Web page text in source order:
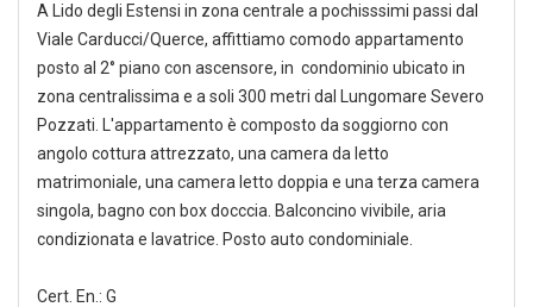
A Lido degli Estensi in zona centrale a pochisssimi passi dal
Viale Carducci/Querce, affittiamo comodo appartamento
posto al 2° piano con ascensore, in condominio ubicato in
zona centralissima e a soli 300 metri dal Lungomare Severo
Pozzati. L'appartamento è composto da soggiorno con
angolo cottura attrezzato, una camera da letto
matrimoniale, una camera letto doppia e una terza camera
singola, bagno con box docccia. Balconcino vivibile, aria
condizionata e lavatrice. Posto auto condominiale.
Cert. En.: G